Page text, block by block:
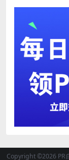
Copyright ©2026 PR